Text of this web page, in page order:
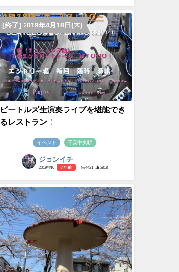
[終了] 2019年4月18日(木)
ビートルズ生演奏ライブを堪能でき
るレストラン！
イベント 千葉中央駅
ジョンイチ
2019/4/10 7 年前 - №4421 2818